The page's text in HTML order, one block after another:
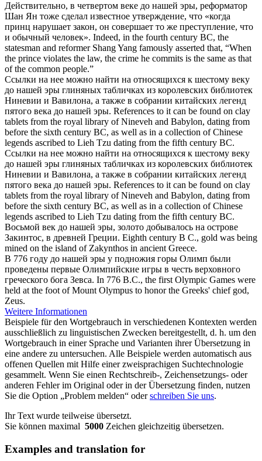
Действительно, в четвертом веке до нашей эры, реформатор
Шан Ян тоже сделал известное утверждение, что «когда
принц нарушает закон, он совершает то же преступление, что
и обычный человек». Indeed, in the fourth century BC, the
statesman and reformer Shang Yang famously asserted that, “When
the prince violates the law, the crime he commits is the same as that
of the common people.”
Ссылки на нее можно найти на относящихся к шестому веку
до нашей эры глиняных табличках из королевских библиотек
Ниневии и Вавилона, а также в собрании китайских легенд
пятого века до нашей эры. References to it can be found on clay
tablets from the royal library of Nineveh and Babylon, dating from
before the sixth century BC, as well as in a collection of Chinese
legends ascribed to Lieh Tzu dating from the fifth century BC.
Ссылки на нее можно найти на относящихся к шестому веку
до нашей эры глиняных табличках из королевских библиотек
Ниневии и Вавилона, а также в собрании китайских легенд
пятого века до нашей эры. References to it can be found on clay
tablets from the royal library of Nineveh and Babylon, dating from
before the sixth century BC, as well as in a collection of Chinese
legends ascribed to Lieh Tzu dating from the fifth century BC.
Восьмой век до нашей эры, золото добывалось на острове
Закинтос, в древней Греции. Eighth century B C., gold was being
mined on the island of Zakynthos in ancient Greece.
В 776 году до нашей эры у подножия горы Олимп были
проведены первые Олимпийские игры в честь верховного
греческого бога Зевса. In 776 B.C., the first Olympic Games were
held at the foot of Mount Olympus to honor the Greeks' chief god,
Zeus.
Weitere Informationen
Beispiele für den Wortgebrauch in verschiedenen Kontexten werden
ausschließlich zu linguistischen Zwecken bereitgestellt, d. h. um den
Wortgebrauch in einer Sprache und Varianten ihrer Übersetzung in
eine andere zu untersuchen. Alle Beispiele werden automatisch aus
offenen Quellen mit Hilfe einer zweisprachigen Suchtechnologie
gesammelt. Wenn Sie einen Rechtschreib-, Zeichensetzungs- oder
anderen Fehler im Original oder in der Übersetzung finden, nutzen
Sie die Option „Problem melden“ oderschreiben Sie uns.
Ihr Text wurde teilweise übersetzt.
Sie können maximal 5000 Zeichen gleichzeitig übersetzen.
Examples and translation for